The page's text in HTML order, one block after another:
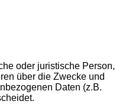
oder juristische Person,
über die Zwecke und
Daten (z.B.